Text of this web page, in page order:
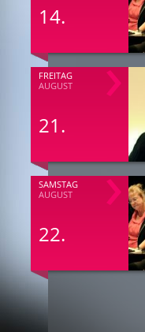
14.
FREITAG
AUGUST
21.
SAMSTAG
AUGUST
22.